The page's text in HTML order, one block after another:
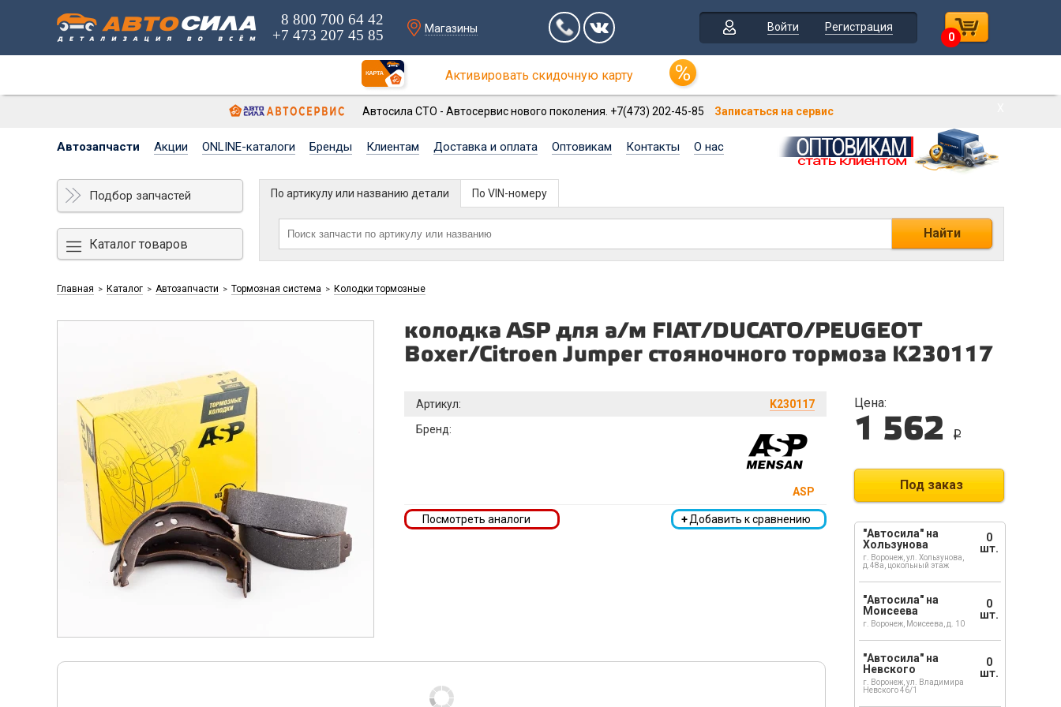
8 800 700 64 42
+7 473 207 45 85
Магазины Войти
Регистрация
0
Активировать скидочную карту
Автосила СТО - Автосервис нового поколения. +7(473) 202-45-85 Записаться на сервис
Автозапчасти Акции ONLINE-каталоги Бренды Клиентам Доставка и оплата Оптовикам Контакты О нас
Подбор запчастей
Каталог товаров
По артикулу или названию детали
Найти
По VIN-номеру
Главная > Каталог > Автозапчасти > Тормозная система > Колодки тормозные
колодка ASP для а/м FIAT/DUCATO/PEUGEOT
Boxer/Citroen Jumper стояночного тормоза K230117
Артикул:
K230117
Бренд:
ASP
+Добавить к сравнению
Посмотреть аналоги
Цена:
1 562 i
Под заказ
"Автосила" на
Хользунова
г. Воронеж, ул. Хользунова,
д.48а, цокольный этаж
0
шт.
"Автосила" на
Моисеева
г. Воронеж, Моисеева, д. 10
0
шт.
"Автосила" на
Невского
г. Воронеж, ул. Владимира
Невского 46/1
0
шт.